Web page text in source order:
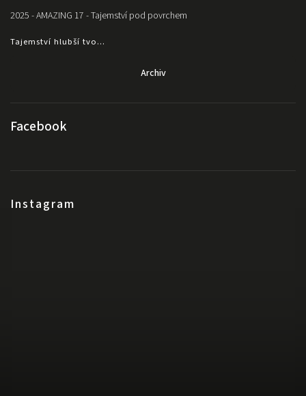
2025 - AMAZING 17 - Tajemství pod povrchem
Tajemství hlubší tvo...
Archiv
Facebook
Instagram